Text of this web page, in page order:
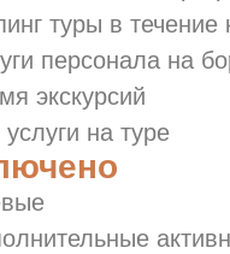
туры в течение
персонала на
экскурсий
на туре